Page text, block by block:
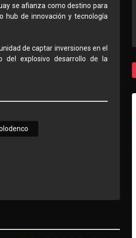
se afianza como destino para
hub de innovación y tecnología
de captar inversiones en el
del explosivo desarrollo de la